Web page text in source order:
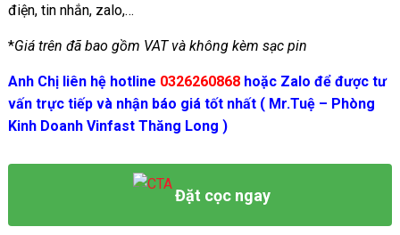
điện, tin nhắn, zalo,…
*Giá trên đã bao gồm VAT và không kèm sạc pin
Anh Chị liên hệ hotline 0326260868 hoặc Zalo để được tư
vấn trực tiếp và nhận báo giá tốt nhất ( Mr.Tuệ – Phòng
Kinh Doanh Vinfast Thăng Long )
Đặt cọc ngay